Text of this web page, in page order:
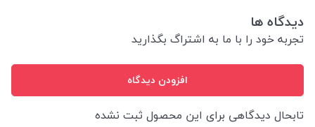
دیدگاه ها
تجربه خود را با ما به اشتراگ بگذارید
افزودن دیدگاه
تابحال دیدگاهی برای این محصول ثبت نشده